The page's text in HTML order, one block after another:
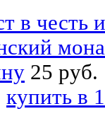
в честь
25 руб.
купить в